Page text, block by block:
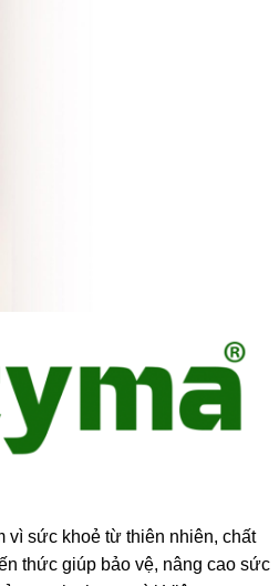
vì sức khoẻ từ thiên nhiên, chất
thức giúp bảo vệ, nâng cao sức